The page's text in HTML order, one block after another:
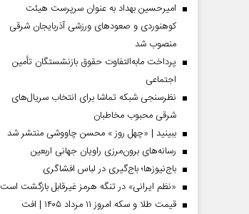
امیرحسین بهداد به عنوان سرپرست هیئت
کوهنوردی و صعودهای ورزشی آذربایجان شرقی
منصوب شد
پرداخت مابه‌التفاوت حقوق بازنشستگان تأمین
اجتماعی
نظرسنجی شبکه تماشا برای انتخاب سریال‌های
شرقی محبوب مخاطبان
ببینید | «چهل روز » محسن چاووشی منتشر شد
رسانه‌های برون‌مرزی راویان جهانی اربعین
باج‌نیوزها؛ باج‌گیری در لباس افشاگری
«نظم ایرانی» در تنگه هرمز غیرقابل بازگشت است
قیمت طلا و سکه امروز ۱۱ مرداد ۱۴۰۵ | افت
صفحات نخست‌روزنامه ها‌ی پنجشنبه‌۸ مردادماه